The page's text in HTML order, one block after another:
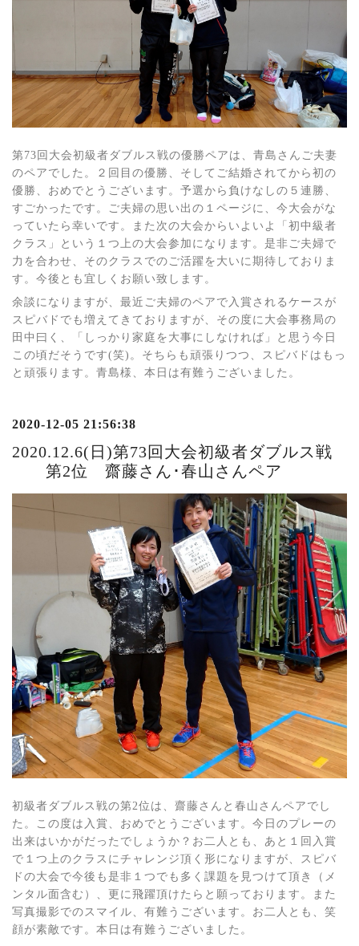
第73回大会初級者ダブルス戦の優勝ペアは、青島さんご夫妻
のペアでした。２回目の優勝、そしてご結婚されてから初の
優勝、おめでとうございます。予選から負けなしの５連勝、
すごかったです。ご夫婦の思い出の１ページに、今大会がな
っていたら幸いです。また次の大会からいよいよ「初中級者
クラス」という１つ上の大会参加になります。是非ご夫婦で
力を合わせ、そのクラスでのご活躍を大いに期待しておりま
す。今後とも宜しくお願い致します。
余談になりますが、最近ご夫婦のペアで入賞されるケースが
スピバドでも増えてきておりますが、その度に大会事務局の
田中曰く、「しっかり家庭を大事にしなければ」と思う今日
この頃だそうです(笑)。そちらも頑張りつつ、スピバドはもっ
と頑張ります。青島様、本日は有難うございました。
2020-12-05 21:56:38
2020.12.6(日)第73回大会初級者ダブルス戦
第2位 齋藤さん･春山さんペア
初級者ダブルス戦の第2位は、齋藤さんと春山さんペアでし
た。この度は入賞、おめでとうございます。今日のプレーの
出来はいかがだったでしょうか？お二人とも、あと１回入賞
で１つ上のクラスにチャレンジ頂く形になりますが、スピバ
ドの大会で今後も是非１つでも多く課題を見つけて頂き（メ
ンタル面含む）、更に飛躍頂けたらと願っております。また
写真撮影でのスマイル、有難うございます。お二人とも、笑
顔が素敵です。本日は有難うございました。